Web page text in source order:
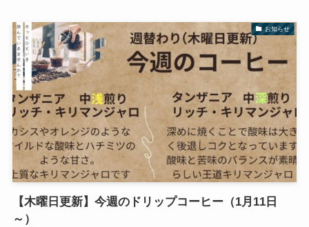
お知らせ
【木曜日更新】今週のドリップコーヒー（1月11日
～）